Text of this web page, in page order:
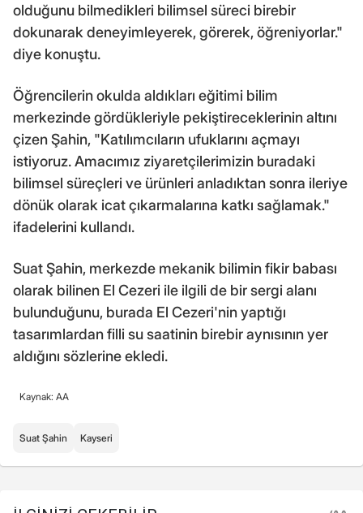
olduğunu bilmedikleri bilimsel süreci birebir
dokunarak deneyimleyerek, görerek, öğreniyorlar."
diye konuştu.
Öğrencilerin okulda aldıkları eğitimi bilim
merkezinde gördükleriyle pekiştireceklerinin altını
çizen Şahin, "Katılımcıların ufuklarını açmayı
istiyoruz. Amacımız ziyaretçilerimizin buradaki
bilimsel süreçleri ve ürünleri anladıktan sonra ileriye
dönük olarak icat çıkarmalarına katkı sağlamak."
ifadelerini kullandı.
Suat Şahin, merkezde mekanik bilimin fikir babası
olarak bilinen El Cezeri ile ilgili de bir sergi alanı
bulunduğunu, burada El Cezeri'nin yaptığı
tasarımlardan filli su saatinin birebir aynısının yer
aldığını sözlerine ekledi.
Kaynak: AA
Suat Şahin Kayseri